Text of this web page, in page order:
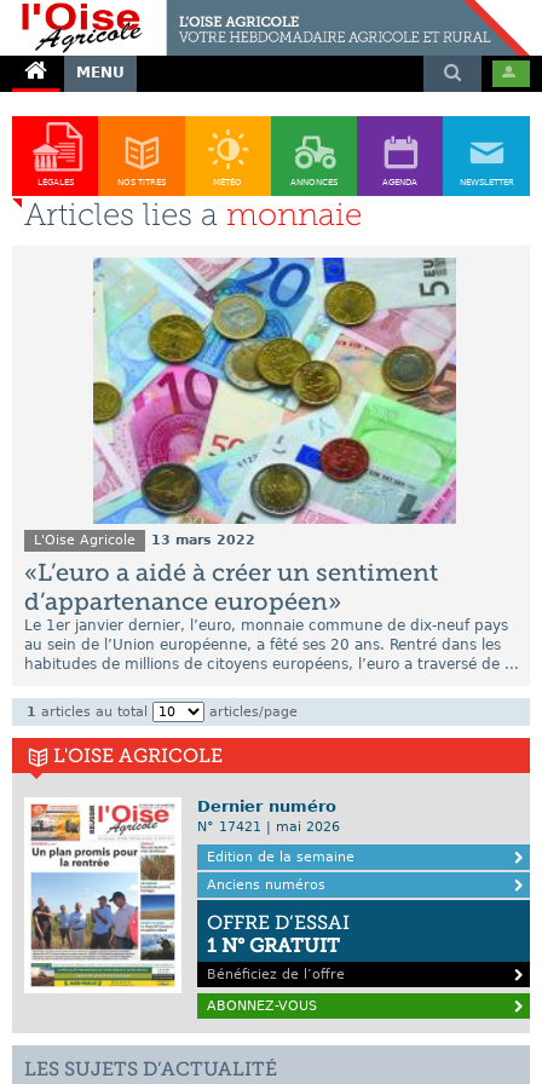
MENU
LÉGALES NOS TITRES MÉTÉO ANNONCES AGENDA NEWSLETTER
Articles lies a monnaie
L'Oise Agricole 13 mars 2022
«L’euro a aidé à créer un sentiment
d’appartenance européen»
Le 1er janvier dernier, l’euro, monnaie commune de dix-neuf pays
au sein de l’Union européenne, a fêté ses 20 ans. Rentré dans les
habitudes de millions de citoyens européens, l’euro a traversé de ...
1 articles au total articles/page
L'OISE AGRICOLE
Dernier numéro
N° 17421 | mai 2026
Edition de la semaine
Anciens numéros
OFFRE D’ESSAI
1 N° GRATUIT
Bénéficiez de l’offre
ABONNEZ-VOUS
LES SUJETS D’ACTUALITÉ